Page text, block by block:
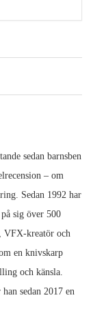
sedan barnsben
– om
Sedan 1992 har
sig över 500
VFX-kreatör och
en knivskarp
och känsla.
sedan 2017 en